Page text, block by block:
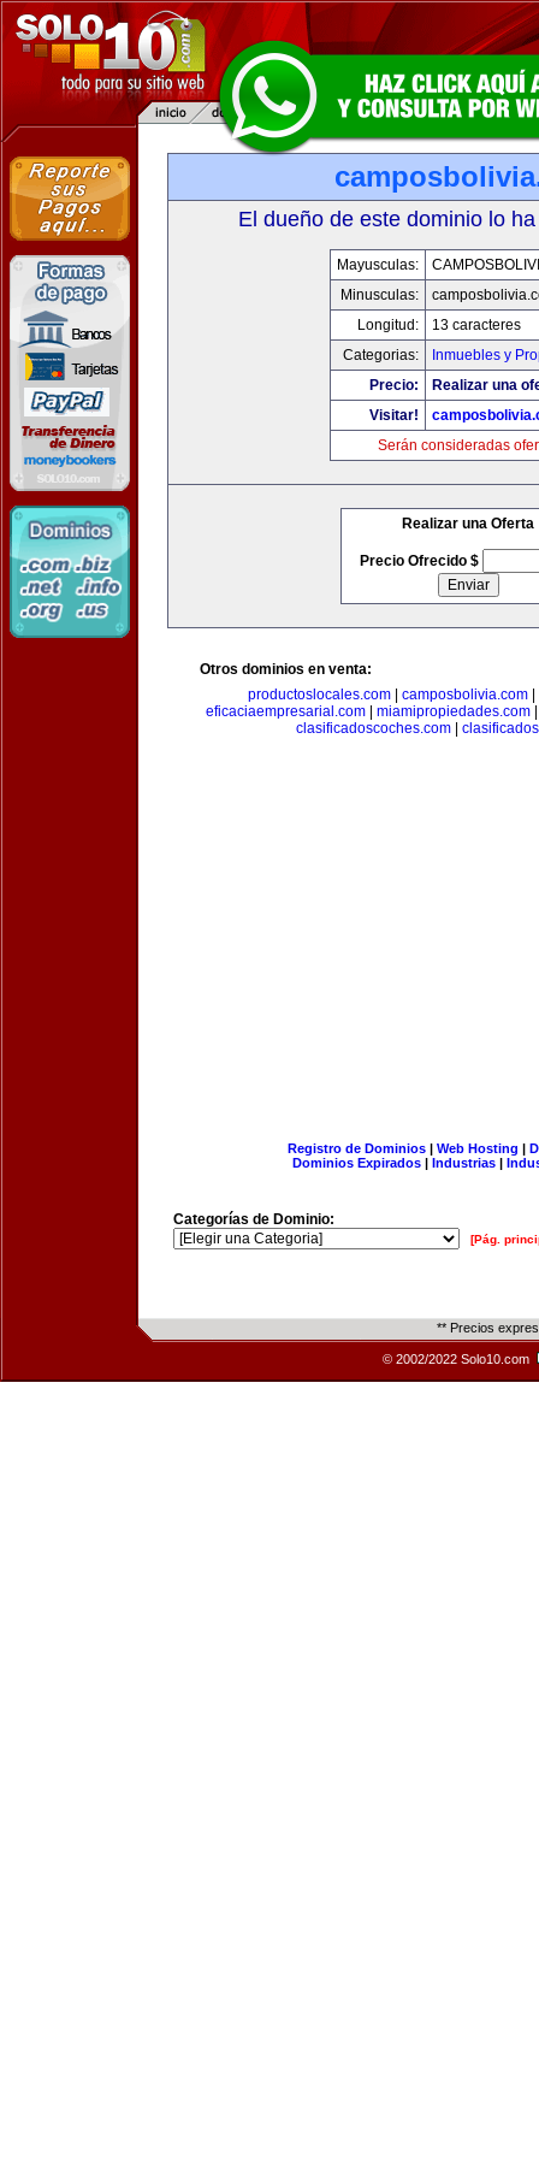
El dueño de este dominio lo
Mayusculas:
Minusculas:
Longitud:
13 caracteres
Categorias:
Inmuebles y
Precio:
Realizar una
Visitar!
Serán consideradas
Realizar una Oferta
Precio Ofrecido $
Otros dominios en venta:
productoslocales.com| camposbolivia.com|
eficaciaempresarial.com
miamipropiedades.com
clasificadoscoches.com|
Registro de Dominios| Web Hosting |
Dominios Expirados | Industrias |
Categorías de Dominio:
[Pág.
** Precios
© 2002/2022 Solo10.com